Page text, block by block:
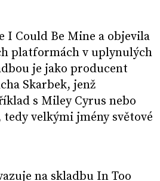
I Could Be Mine a objevila
platformách v uplynulých
je jako producent
Skarbek, jenž
s Miley Cyrus nebo
tedy velkými jmény světové
na skladbu In Too